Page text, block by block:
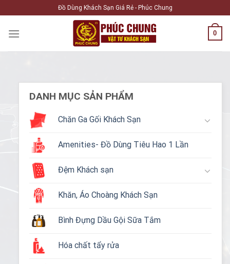
to
content
Đồ Dùng Khách Sạn Giá Rẻ - Phúc Chung
0
DANH MỤC SẢN PHẨM
Chăn Ga Gối Khách Sạn
Amenities- Đồ Dùng Tiêu Hao 1 Lần
Đệm Khách sạn
Khăn, Áo Choàng Khách Sạn
Bình Đựng Dầu Gội Sữa Tắm
Hóa chất tẩy rửa